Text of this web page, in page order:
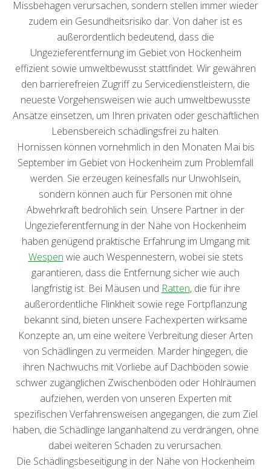
Missbehagen verursachen, sondern stellen immer wieder
zudem ein Gesundheitsrisiko dar. Von daher ist es
außerordentlich bedeutend, dass die
Ungezieferentfernung im Gebiet von Hockenheim
effizient sowie umweltbewusst stattfindet. Wir gewähren
den barrierefreien Zugriff zu Servicedienstleistern, die
neueste Vorgehensweisen wie auch umweltbewusste
Ansätze einsetzen, um Ihren privaten oder geschäftlichen
Lebensbereich schädlingsfrei zu halten.
Hornissen können vornehmlich in den Monaten Mai bis
September im Gebiet von Hockenheim zum Problemfall
werden. Sie erzeugen keinesfalls nur Unwohlsein,
sondern können auch für Personen mit ohne
Abwehrkraft bedrohlich sein. Unsere Partner in der
Ungezieferentfernung in der Nähe von Hockenheim
haben genügend praktische Erfahrung im Umgang mit
Wespen wie auch Wespennestern, wobei sie stets
garantieren, dass die Entfernung sicher wie auch
langfristig ist. Bei Mäusen und Ratten, die für ihre
außerordentliche Flinkheit sowie rege Fortpflanzung
bekannt sind, bieten unsere Fachexperten wirksame
Konzepte an, um eine weitere Verbreitung dieser Arten
von Schädlingen zu vermeiden. Marder hingegen, die
ihren Nachwuchs mit Vorliebe auf Dachböden sowie
schwer zugänglichen Zwischenböden oder Hohlräumen
aufziehen, werden von unseren Experten mit
spezifischen Verfahrensweisen angegangen, die zum Ziel
haben, die Schädlinge langanhaltend zu verdrängen, ohne
dabei weiteren Schaden zu verursachen.
Die Schädlingsbeseitigung in der Nähe von Hockenheim